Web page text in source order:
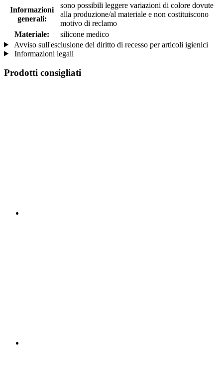
Informazioni
generali:
sono possibili leggere variazioni di colore dovute
alla produzione/al materiale e non costituiscono
motivo di reclamo
Materiale:
silicone medico
Avviso sull'esclusione del diritto di recesso per articoli igienici
Informazioni legali
Prodotti consigliati